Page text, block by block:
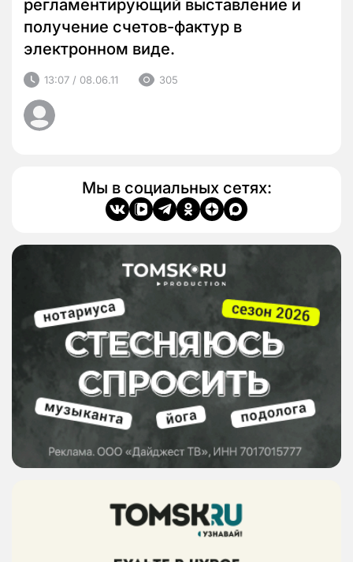
регламентирующий выставление и
получение счетов-фактур в
электронном виде.
13:07 / 08.06.11 305
Мы в социальных сетях: